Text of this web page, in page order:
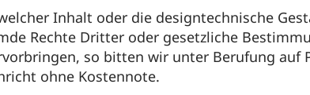
Inhalt oder die designtechnische
Rechte Dritter oder gesetzliche
so bitten wir unter Berufung auf
ohne Kostennote.